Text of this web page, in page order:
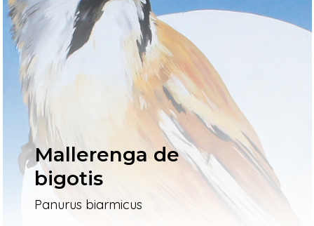
Mallerenga de
bigotis
Panurus biarmicus